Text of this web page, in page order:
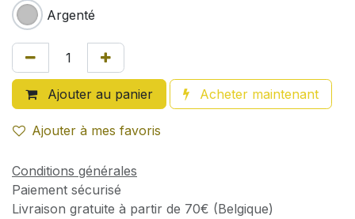
Argenté
Ajouter au panier Acheter maintenant
Ajouter à mes favoris
Conditions générales
Paiement sécurisé
Livraison gratuite à partir de 70€ (Belgique)